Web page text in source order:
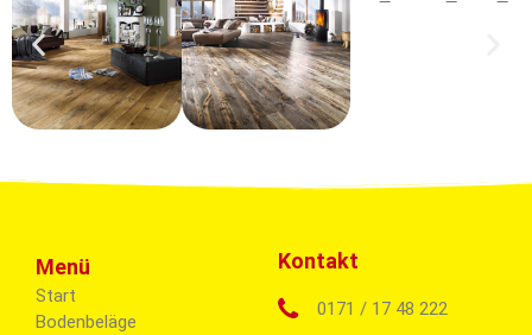
Menü
Start
Bodenbeläge
Kontakt
0171 / 17 48 222